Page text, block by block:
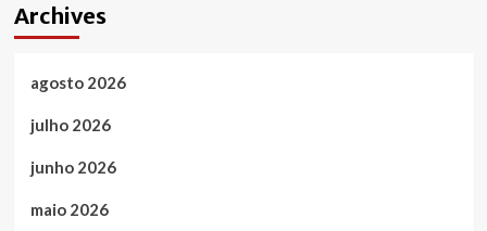
Archives
agosto 2026
julho 2026
junho 2026
maio 2026